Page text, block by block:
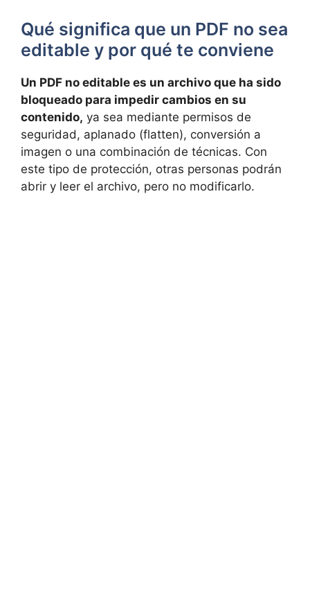
Qué significa que un PDF no sea
editable y por qué te conviene
Un PDF no editable es un archivo que ha sido
bloqueado para impedir cambios en su
contenido, ya sea mediante permisos de
seguridad, aplanado (flatten), conversión a
imagen o una combinación de técnicas. Con
este tipo de protección, otras personas podrán
abrir y leer el archivo, pero no modificarlo.